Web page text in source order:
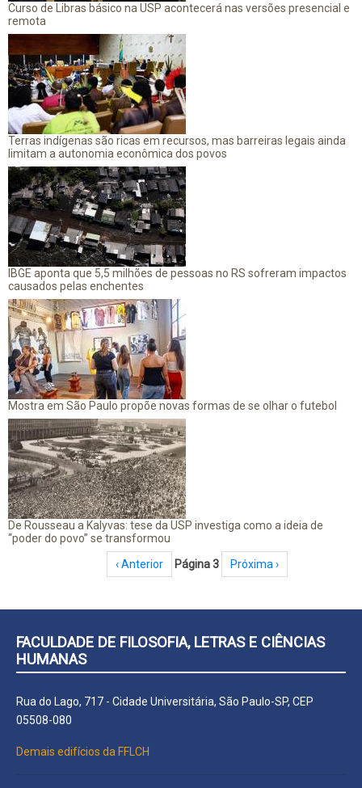
Curso de Libras básico na USP acontecerá nas versões presencial e
remota
Terras indígenas são ricas em recursos, mas barreiras legais ainda
limitam a autonomia econômica dos povos
IBGE aponta que 5,5 milhões de pessoas no RS sofreram impactos
causados pelas enchentes
Mostra em São Paulo propõe novas formas de se olhar o futebol
De Rousseau a Kalyvas: tese da USP investiga como a ideia de
“poder do povo” se transformou
Página anterior
‹ Anterior Página 3 Próxima página
Próxima ›
FACULDADE DE FILOSOFIA, LETRAS E CIÊNCIAS
HUMANAS
Rua do Lago, 717 - Cidade Universitária, São Paulo-SP, CEP
05508-080
Demais edifícios da FFLCH